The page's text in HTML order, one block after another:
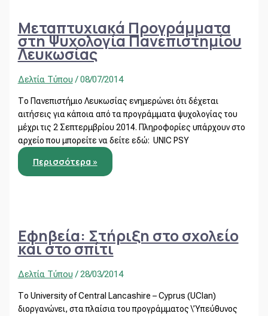
Μεταπτυχιακά Προγράμματα
στη Ψυχολογία Πανεπιστημίου
Λευκωσίας
Δελτία Τύπου /08/07/2014
Το Πανεπιστήμιο Λευκωσίας ενημερώνει ότι δέχεται
αιτήσεις για κάποια από τα προγράμματα ψυχολογίας του
μέχρι τις 2 Σεπτερμβρίου 2014. Πληροφορίες υπάρχουν στο
αρχείο που μπορείτε να δείτε εδώ: UNIC PSY
Περισσότερα »
Εφηβεία: Στήριξη στο σχολείο
και στο σπίτι
Δελτία Τύπου /28/03/2014
Το University of Central Lancashire – Cyprus (UClan)
διοργανώνει, στα πλαίσια του προγράμματος \’Υπεύθυνος